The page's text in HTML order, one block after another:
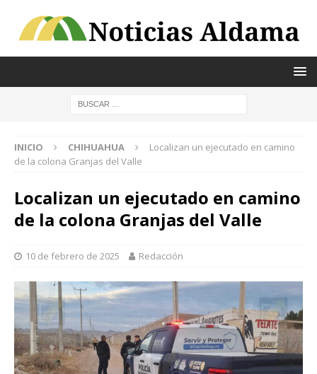
INICIO CHIHUAHUA
Localizan un ejecutado en camino
de la colona Granjas del Valle
Localizan un ejecutado en camino
de la colona Granjas del Valle
10 de febrero de 2025 Redacción